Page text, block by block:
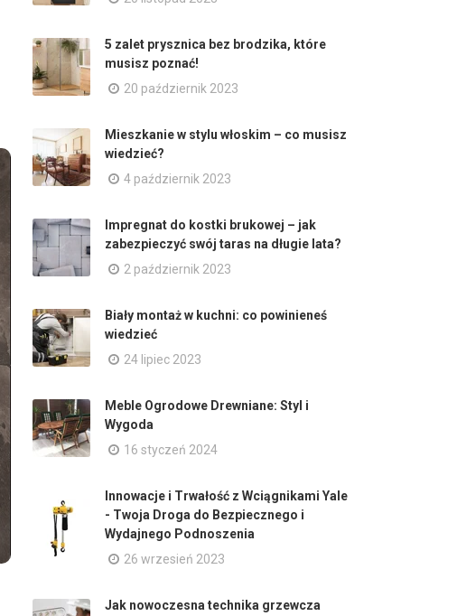
5 zalet prysznica bez brodzika, które
musisz poznać!
20 październik 2023
Mieszkanie w stylu włoskim – co musisz
wiedzieć?
4 październik 2023
Impregnat do kostki brukowej – jak
zabezpieczyć swój taras na długie lata?
2 październik 2023
Biały montaż w kuchni: co powinieneś
wiedzieć
24 lipiec 2023
Meble Ogrodowe Drewniane: Styl i
Wygoda
16 styczeń 2024
Innowacje i Trwałość z Wciągnikami Yale
- Twoja Droga do Bezpiecznego i
Wydajnego Podnoszenia
26 wrzesień 2023
Jak nowoczesna technika grzewcza